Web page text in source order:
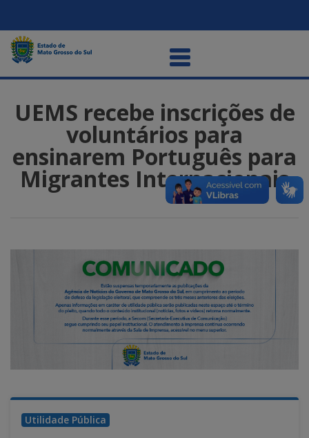
UEMS recebe inscrições de
voluntários para
ensinarem Português para
Migrantes Internacionais
Utilidade Pública